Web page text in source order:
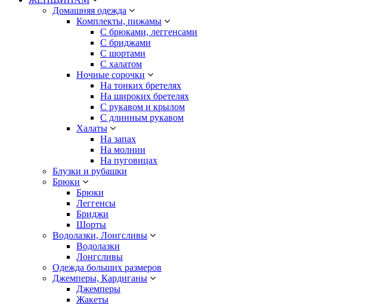
Домашняя одежда
Комплекты, пижамы
С брюками, леггенсами
С бриджами
С шортами
С халатом
Ночные сорочки
На тонких бретелях
На широких бретелях
С рукавом и крылом
С длинным рукавом
Халаты
На запах
На молнии
На пуговицах
Блузки и рубашки
Брюки
Брюки
Леггенсы
Бриджи
Шорты
Водолазки, Лонгсливы
Водолазки
Лонгсливы
Одежда больших размеров
Джемперы, Кардиганы
Джемперы
Жакеты